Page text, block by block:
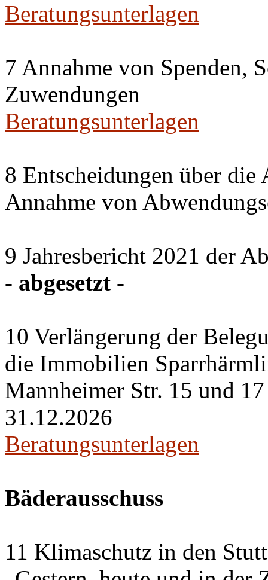
Beratungsunterlagen
7 Annahme von Spenden,
Zuwendungen
Beratungsunterlagen
8 Entscheidungen über
Annahme von
9 Jahresbericht 2021 der
- abgesetzt -
10 Verlängerung der
die Immobilien
Mannheimer Str. 15 und
31.12.2026
Beratungsunterlagen
Bäderausschuss
11 Klimaschutz in den